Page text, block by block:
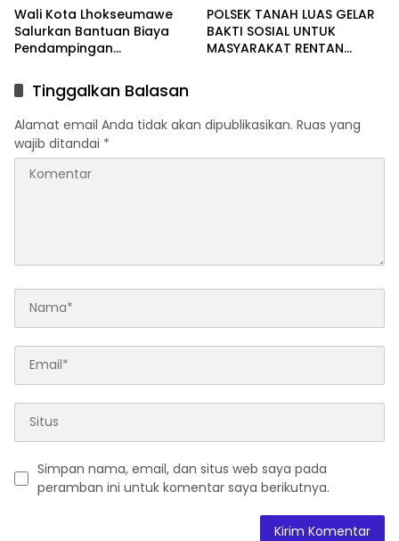
Wali Kota Lhokseumawe
Salurkan Bantuan Biaya
Pendampingan
Mal
POLSEK TANAH LUAS GELAR
BAKTI SOSIAL UNTUK
MASYARAKAT RENTAN
Tinggalkan Balasan
Alamat email Anda tidak akan dipublikasikan. Ruas yang
wajib ditandai *
Simpan nama, email, dan situs web saya pada
peramban ini untuk komentar saya berikutnya.